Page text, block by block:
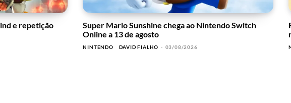
e repetição
Super Mario Sunshine chega ao Nintendo Switch
Online a 13 de agosto
NINTENDO DAVID FIALHO - 03/08/2026